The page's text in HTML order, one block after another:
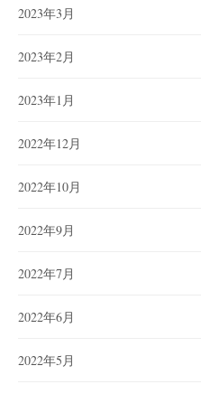
2023年3月
2023年2月
2023年1月
2022年12月
2022年10月
2022年9月
2022年7月
2022年6月
2022年5月